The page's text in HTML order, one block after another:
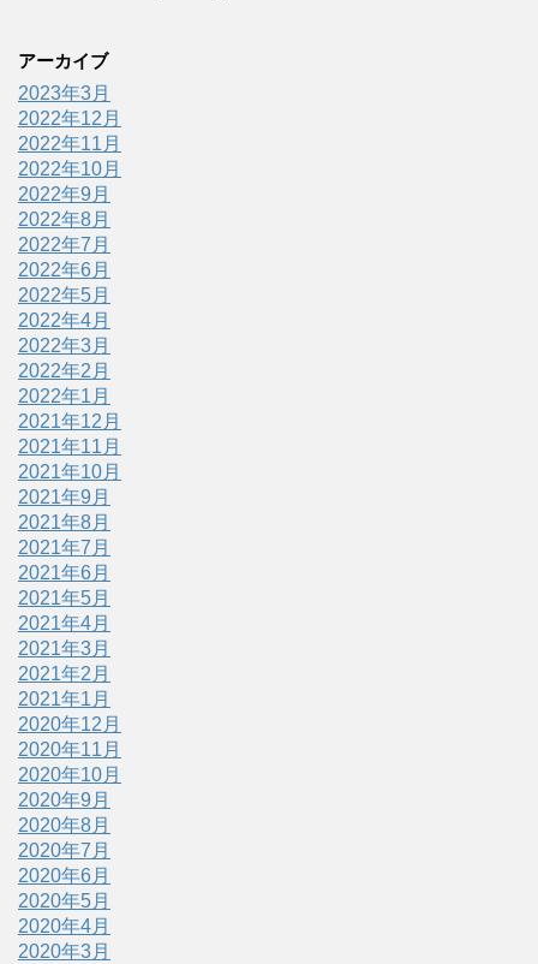
アーカイブ
2023年3月
2022年12月
2022年11月
2022年10月
2022年9月
2022年8月
2022年7月
2022年6月
2022年5月
2022年4月
2022年3月
2022年2月
2022年1月
2021年12月
2021年11月
2021年10月
2021年9月
2021年8月
2021年7月
2021年6月
2021年5月
2021年4月
2021年3月
2021年2月
2021年1月
2020年12月
2020年11月
2020年10月
2020年9月
2020年8月
2020年7月
2020年6月
2020年5月
2020年4月
2020年3月